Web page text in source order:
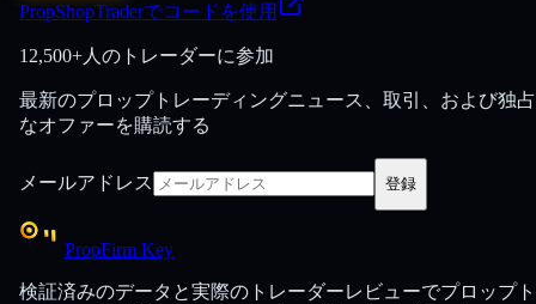
PropShopTraderでコードを使用
12,500+人のトレーダーに参加
最新のプロップトレーディングニュース、取引、および独
なオファーを購読する
メールアドレス 登録
PropFirm Key
検証済みのデータと実際のトレーダーレビューでプロップ